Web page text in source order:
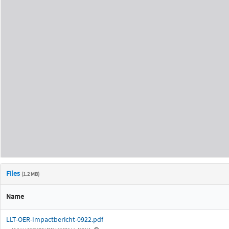
Files (1.2 MB)
Name
LLT-OER-Impactbericht-0922.pdf